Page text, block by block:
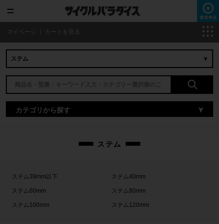
マイページ カートを見る
カテゴリから探す
ステム
ステム39mm以下 ステム40mm
ステム60mm ステム80mm
ステム100mm ステム120mm